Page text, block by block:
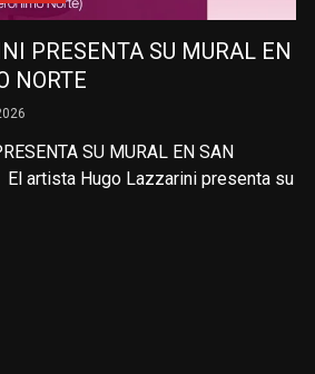
PRESENTA SU MURAL EN
NORTE
SU MURAL EN SAN
El artista Hugo Lazzarini presenta su